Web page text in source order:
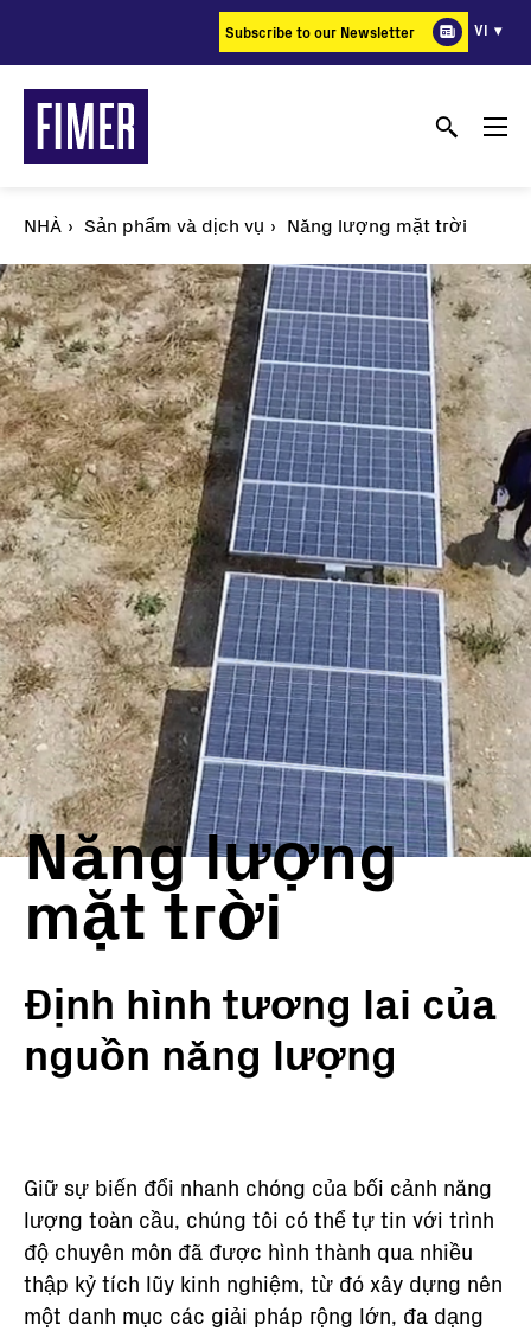
dung
Subscribe to our Newsletter VI
NHÀ Sản phẩm và dịch vụ Năng lượng mặt trời
Năng lượng
mặt trời
Định hình tương lai của
nguồn năng lượng
Giữ sự biến đổi nhanh chóng của bối cảnh năng
lượng toàn cầu, chúng tôi có thể tự tin với trình
độ chuyên môn đã được hình thành qua nhiều
thập kỷ tích lũy kinh nghiệm, từ đó xây dựng nên
một danh mục các giải pháp rộng lớn, đa dạng